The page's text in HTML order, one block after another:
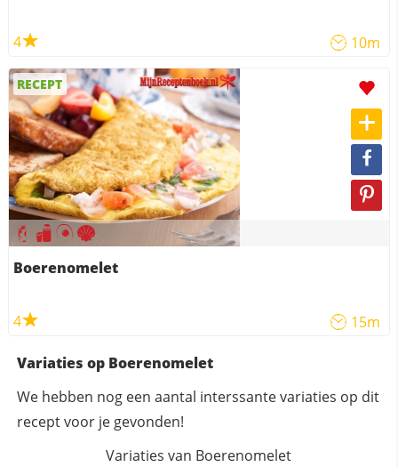
4 10m
RECEPT
Boerenomelet
4 15m
Variaties op Boerenomelet
We hebben nog een aantal interssante variaties op dit
recept voor je gevonden!
Variaties van Boerenomelet